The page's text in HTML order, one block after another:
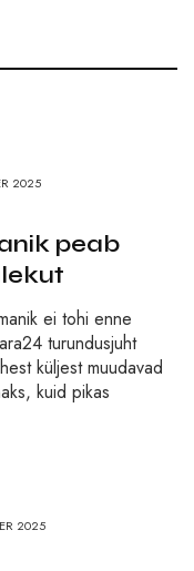
2025
peab
ei tohi enne
turundusjuht
küljest muudavad
kuid pikas
2025